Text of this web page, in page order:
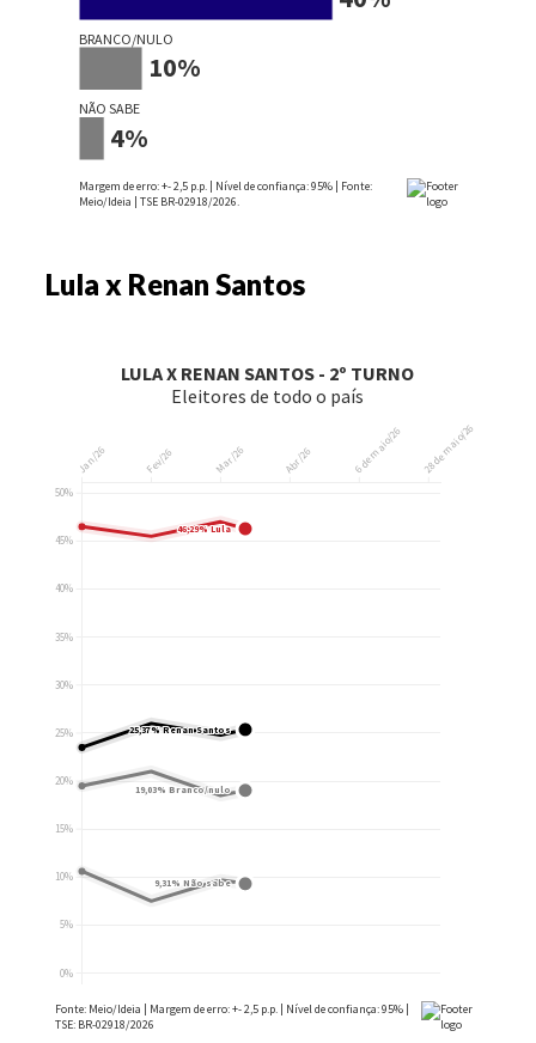
Lula x Renan Santos